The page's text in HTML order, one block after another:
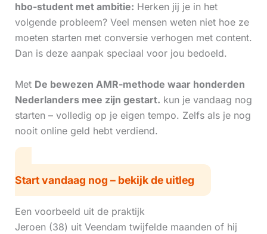
hbo-student met ambitie: Herken jij je in het
volgende probleem? Veel mensen weten niet hoe ze
moeten starten met conversie verhogen met content.
Dan is deze aanpak speciaal voor jou bedoeld.
Met De bewezen AMR-methode waar honderden
Nederlanders mee zijn gestart. kun je vandaag nog
starten – volledig op je eigen tempo. Zelfs als je nog
nooit online geld hebt verdiend.
Start vandaag nog – bekijk de uitleg
Een voorbeeld uit de praktijk
Jeroen (38) uit Veendam twijfelde maanden of hij